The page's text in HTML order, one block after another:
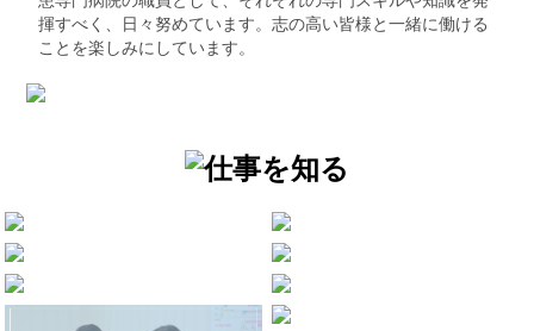
揮すべく、日々努めています。志の高い皆様と一緒に働ける
ことを楽しみにしています。